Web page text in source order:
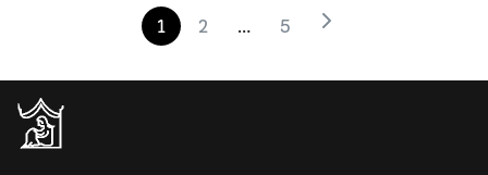
1 2 … 5